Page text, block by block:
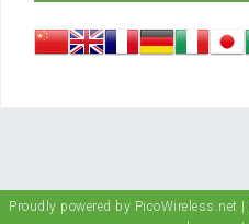
Proudly powered by PicoWireless.net